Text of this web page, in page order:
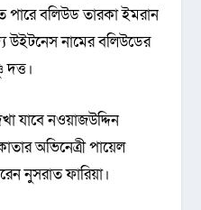
পারে বলিউড তারকা ইমরান
উইটনেস নামের বলিউডের
দত্ত।
যাবে নওয়াজউদ্দিন
অভিনেত্রী পায়েল
নুসরাত ফারিয়া।